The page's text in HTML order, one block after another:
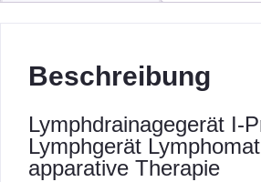
Beschreibung
Lymphdrainagegerät I-
Lymphgerät
apparative Therapie